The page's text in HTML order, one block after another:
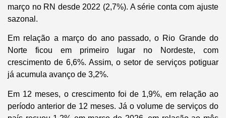
março no RN desde 2022 (2,7%). A série conta com ajuste
sazonal.
Em relação a março do ano passado, o Rio Grande do
Norte ficou em primeiro lugar no Nordeste, com
crescimento de 6,6%. Assim, o setor de serviços potiguar
já acumula avanço de 3,2%.
Em 12 meses, o crescimento foi de 1,9%, em relação ao
período anterior de 12 meses. Já o volume de serviços do